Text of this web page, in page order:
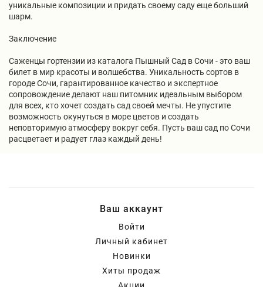
уникальные композиции и придать своему саду еще больший
шарм.
Заключение
Саженцы гортензии из каталога Пышный Сад в Сочи - это ваш
билет в мир красоты и волшебства. Уникальность сортов в
городе Сочи, гарантированное качество и экспертное
сопровождение делают наш питомник идеальным выбором
для всех, кто хочет создать сад своей мечты. Не упустите
возможность окунуться в море цветов и создать
неповторимую атмосферу вокруг себя. Пусть ваш сад по Сочи
расцветает и радует глаз каждый день!
Ваш аккаунт
Войти
Личный кабинет
Новинки
Хиты продаж